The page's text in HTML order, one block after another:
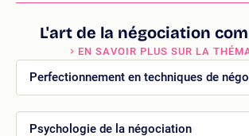
L'art de la négociation
EN SAVOIR PLUS SUR LA
Perfectionnement en techniques de
Psychologie de la négociation